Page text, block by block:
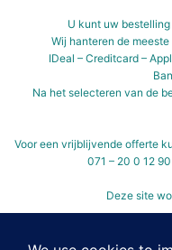
U kunt uw
Wij hanteren de
IDeal – Creditcard –
Na het selecteren van de
Voor een vrijblijvende offerte
071 – 20 0 12
Deze site